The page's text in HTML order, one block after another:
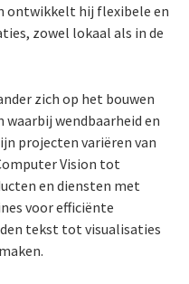
ontwikkelt hij flexibele en
zowel lokaal als in de
zich op het bouwen
wendbaarheid en
projecten variëren van
Vision tot
en diensten met
voor efficiënte
tekst tot visualisaties